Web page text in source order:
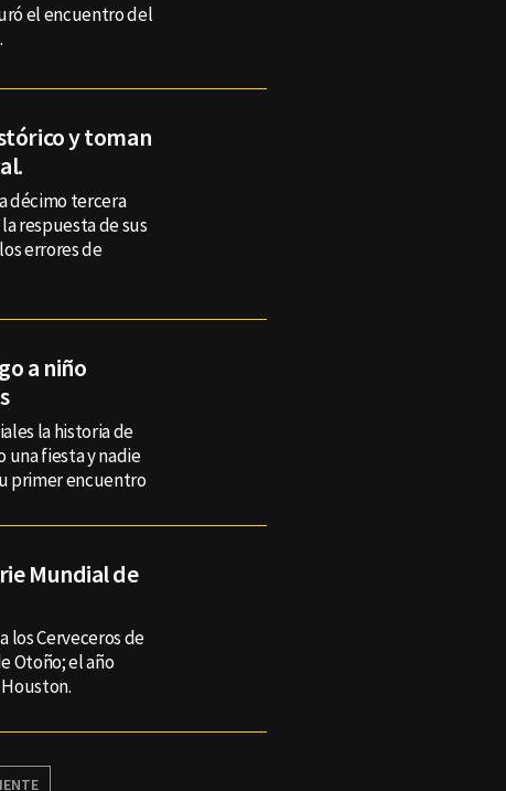
el encuentro del
y toman
décimo tercera
respuesta de sus
errores de
a niño
la historia de
una fiesta y nadie
primer encuentro
Mundial de
los Cerveceros de
Otoño; el año